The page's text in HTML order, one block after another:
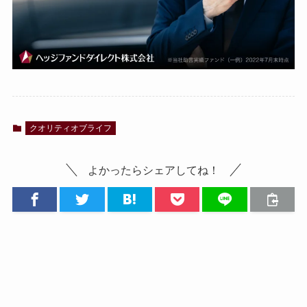
クオリティオブライフ
よかったらシェアしてね！